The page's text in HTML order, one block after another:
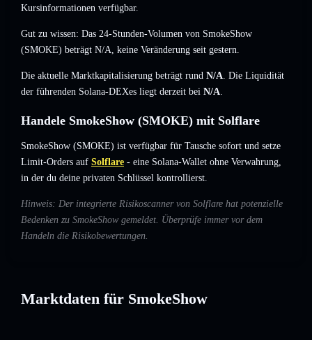
Kursinformationen verfügbar.
Gut zu wissen: Das 24-Stunden-Volumen von SmokeShow
(SMOKE) beträgt N/A, keine Veränderung seit gestern.
Die aktuelle Marktkapitalisierung beträgt rund N/A. Die Liquidität
der führenden Solana-DEXes liegt derzeit bei N/A.
Handele SmokeShow (SMOKE) mit Solflare
SmokeShow (SMOKE) ist verfügbar für Tausche sofort und setze
Limit-Orders auf Solflare - eine Solana-Wallet ohne Verwahrung,
in der du deine privaten Schlüssel kontrollierst.
Hinweis: Der integrierte Risikoscanner von Solflare hat potenzielle
Bedenken zu SmokeShow gemeldet. Überprüfe immer vor dem
Handeln die Risikobewertungen.
Marktdaten für SmokeShow